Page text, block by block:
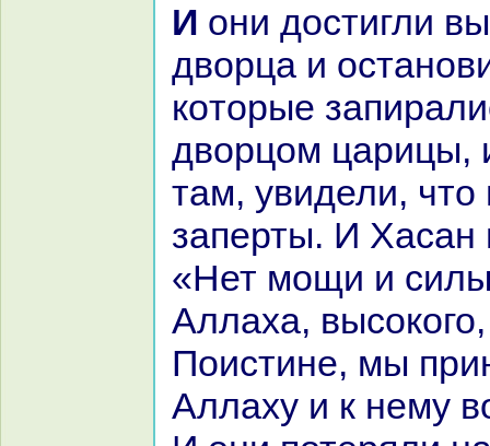
И они достигли выхода из
дворца и
кoторые
дворцом царицы,
там, увидели, что
заперты. И Хаcaн
«Нет мощи и
Аллаха,
Поистине, мы
Аллаху и к нему